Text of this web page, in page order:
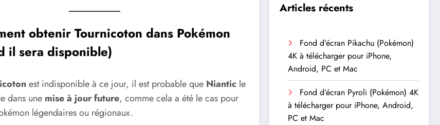
obtenir Tournicoton dans Pokémon
il sera disponible)
est indisponible à ce jour, il est probable que Niantic le
dans une mise à jour future, comme cela a été le cas pour
légendaires ou régionaux.
Articles récents
Fond d’écran Pikachu (Pokémon)
4K à télécharger pour iPhone,
Android, PC et Mac
Fond d’écran Pyroli (Pokémon) 4K
à télécharger pour iPhone, Android,
PC et Mac